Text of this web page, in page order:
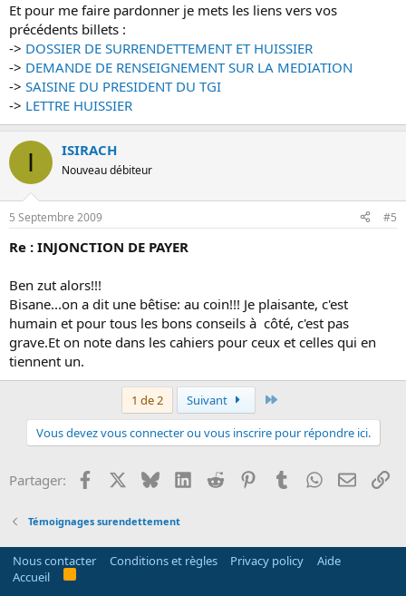
Et pour me faire pardonner je mets les liens vers vos
précédents billets :
-> DOSSIER DE SURRENDETTEMENT ET HUISSIER
-> DEMANDE DE RENSEIGNEMENT SUR LA MEDIATION
-> SAISINE DU PRESIDENT DU TGI
-> LETTRE HUISSIER
I ISIRACH
Nouveau débiteur
5 Septembre 2009 #5
Re : INJONCTION DE PAYER
Ben zut alors!!!
Bisane...on a dit une bêtise: au coin!!! Je plaisante, c'est
humain et pour tous les bons conseils à côté, c'est pas
grave.Et on note dans les cahiers pour ceux et celles qui en
tiennent un.
1 de 2 Suivant
Vous devez vous connecter ou vous inscrire pour répondre ici.
Partager: Facebook BlueskyLinkedInReddit PinterestTumblrWhatsApp
Email
Témoignages surendettement
Nous contacter Conditions et règles Privacy policy
Aide
Accueil